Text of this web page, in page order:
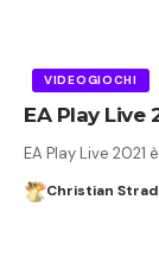
VIDEOGIOCHI
EA Play Live
EA Play Live
Christian